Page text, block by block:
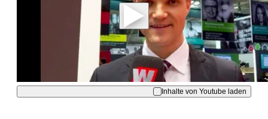
Daten an Youtube übertragen.
Hinweise dazu erhalten Sie in derDatenschutzerklärung.
Akzeptieren
Inhalte von Youtube laden